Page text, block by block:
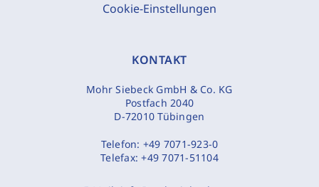
Cookie-Einstellungen
KONTAKT
Mohr Siebeck GmbH & Co. KG
Postfach 2040
D-72010 Tübingen
Telefon: +49 7071-923-0
Telefax:+49 7071-51104